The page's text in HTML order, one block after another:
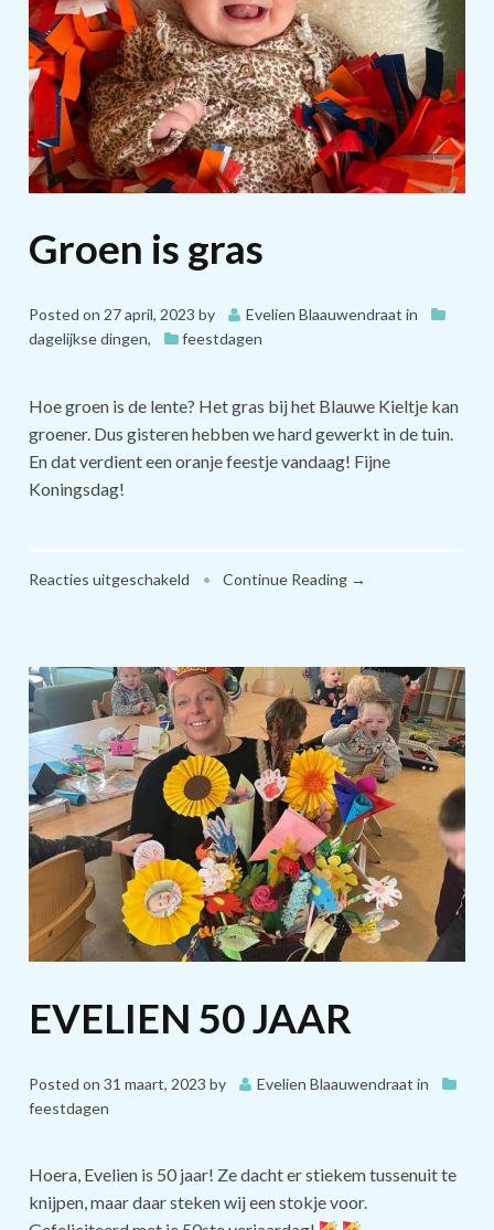
Groen is gras
Posted on 27 april, 2023 by Evelien Blaauwendraat in
dagelijkse dingen, feestdagen
Hoe groen is de lente? Het gras bij het Blauwe Kieltje kan
groener. Dus gisteren hebben we hard gewerkt in de tuin.
En dat verdient een oranje feestje vandaag! Fijne
Koningsdag!
Reacties uitgeschakeldvoor
• Continue Reading →
EVELIEN 50 JAAR
Posted on 31 maart, 2023 by Evelien Blaauwendraat in
feestdagen
Hoera, Evelien is 50 jaar! Ze dacht er stiekem tussenuit te
knijpen, maar daar steken wij een stokje voor.